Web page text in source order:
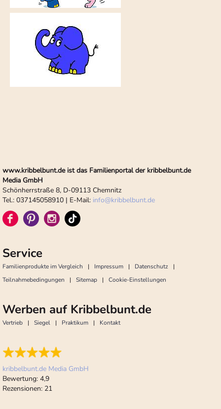
www.kribbelbunt.de ist das Familienportal der kribbelbunt.de
Media GmbH
Schönherrstraße 8, D-09113 Chemnitz
Tel.: 037145058910 | E-Mail: info@kribbelbunt.de
Service
Familienprodukte im Vergleich Impressum
Datenschutz
Teilnahmebedingungen
Sitemap Cookie-Einstellungen
Werben auf Kribbelbunt.de
Vertrieb Siegel Praktikum Kontakt
kribbelbunt.de Media GmbH
Bewertung: 4,9
Rezensionen: 21